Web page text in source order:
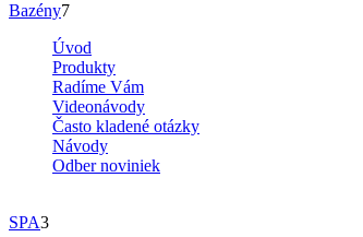
Bazény7
Úvod
Produkty
Radíme Vám
Videonávody
Často kladené otázky
Návody
Odber noviniek
SPA3